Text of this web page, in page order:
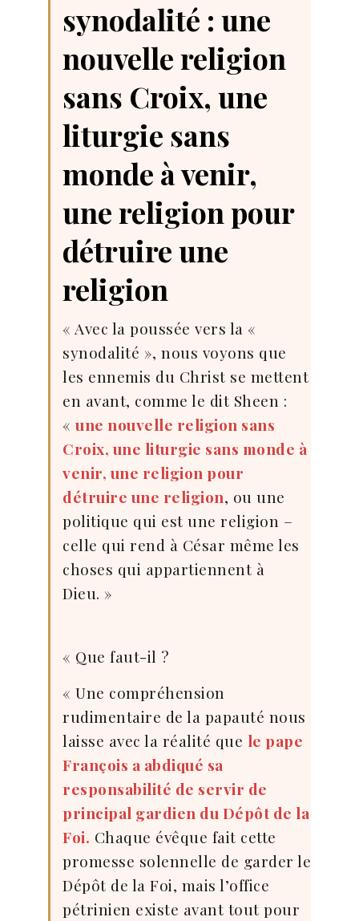
synodalité : une
nouvelle religion
sans Croix, une
liturgie sans
monde à venir,
une religion pour
détruire une
religion
« Avec la poussée vers la «
synodalité », nous voyons que
les ennemis du Christ se mettent
en avant, comme le dit Sheen :
« une nouvelle religion sans
Croix, une liturgie sans monde à
venir, une religion pour
détruire une religion, ou une
politique qui est une religion –
celle qui rend à César même les
choses qui appartiennent à
Dieu. »
« Que faut-il ?
« Une compréhension
rudimentaire de la papauté nous
laisse avec la réalité que le pape
François a abdiqué sa
responsabilité de servir de
principal gardien du Dépôt de la
Foi. Chaque évêque fait cette
promesse solennelle de garder le
Dépôt de la Foi, mais l’office
pétrinien existe avant tout pour